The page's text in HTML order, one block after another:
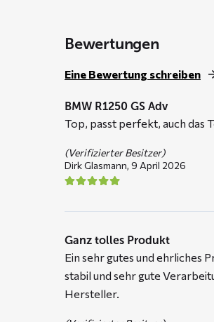
Bewertungen
Eine Bewertung schreiben
BMW R1250 GS Adv
Top, passt perfekt, auch das
(Verifizierter Besitzer)
Dirk Glasmann, 9 April 2026
Ganz tolles Produkt
Ein sehr gutes und ehrliches
stabil und sehr gute
Hersteller.